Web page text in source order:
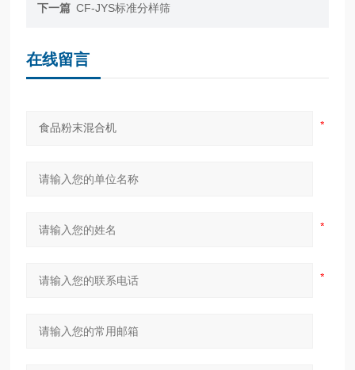
下一篇 CF-JYS标准分样筛
在线留言